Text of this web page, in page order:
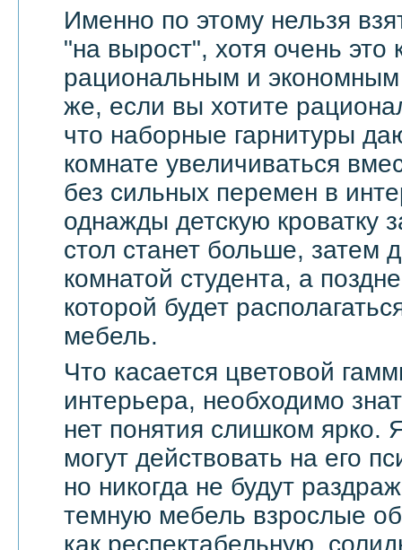
Именно по этому нельзя
"на вырост", хотя очень это
рациональным и экономным
же, если вы хотите
что наборные гарнитуры
комнате увеличиваться
без сильных перемен в
однажды детскую кроватку
стол станет больше, затем
комнатой студента, а
которой будет
мебель.
Что касается цветовой
интерьера, необходимо
нет понятия слишком ярко.
могут действовать на его
но никогда не будут
темную мебель взрослые
как респектабельную,